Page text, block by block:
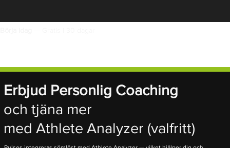
Erbjud Personlig Coaching
och tjäna mer
med Athlete Analyzer (valfritt)